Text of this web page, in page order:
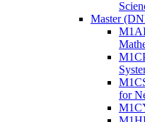
Master
for